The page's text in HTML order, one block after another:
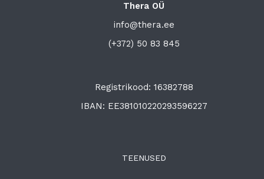
Thera OÜ
info@thera.ee
(+372) 50 83 845
Registrikood: 16382788
IBAN: EE381010220293596227
TEENUSED